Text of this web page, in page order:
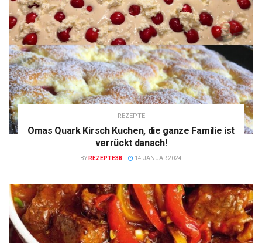
REZEPTE
Omas Quark Kirsch Kuchen, die ganze Familie ist
verrückt danach!
BY REZEPTE38 14 JANUAR 2024